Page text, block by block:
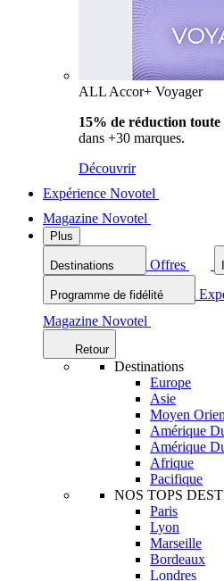
ALL Accor+ Voyager
15% de réduction toute
dans +30 marques.
Découvrir
Expérience Novotel
Magazine Novotel
Plus
Destinations Offres
Programme de fidélité
Magazine Novotel
Retour
Destinations
Europe
Asie
Moyen
Amérique
Amérique
Afrique
Pacifique
NOS TOPS
Paris
Lyon
Marseille
Bordeaux
Londres